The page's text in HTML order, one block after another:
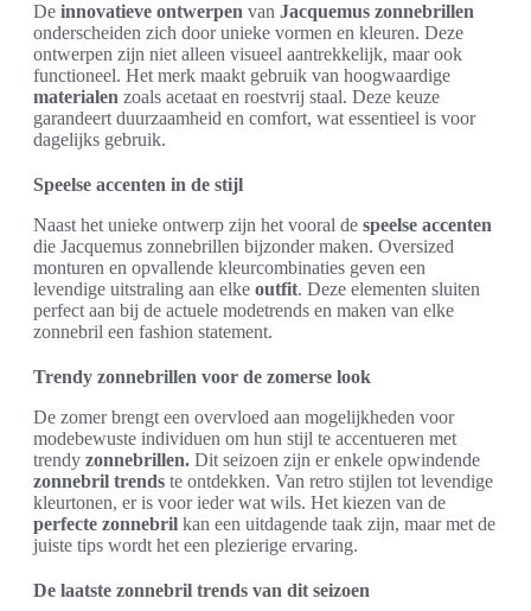
De innovatieve ontwerpen van Jacquemus zonnebrillen
onderscheiden zich door unieke vormen en kleuren. Deze
ontwerpen zijn niet alleen visueel aantrekkelijk, maar ook
functioneel. Het merk maakt gebruik van hoogwaardige
materialen zoals acetaat en roestvrij staal. Deze keuze
garandeert duurzaamheid en comfort, wat essentieel is voor
dagelijks gebruik.
Speelse accenten in de stijl
Naast het unieke ontwerp zijn het vooral de speelse accenten
die Jacquemus zonnebrillen bijzonder maken. Oversized
monturen en opvallende kleurcombinaties geven een
levendige uitstraling aan elke outfit. Deze elementen sluiten
perfect aan bij de actuele modetrends en maken van elke
zonnebril een fashion statement.
Trendy zonnebrillen voor de zomerse look
De zomer brengt een overvloed aan mogelijkheden voor
modebewuste individuen om hun stijl te accentueren met
trendy zonnebrillen. Dit seizoen zijn er enkele opwindende
zonnebril trends te ontdekken. Van retro stijlen tot levendige
kleurtonen, er is voor ieder wat wils. Het kiezen van de
perfecte zonnebril kan een uitdagende taak zijn, maar met de
juiste tips wordt het een plezierige ervaring.
De laatste zonnebril trends van dit seizoen